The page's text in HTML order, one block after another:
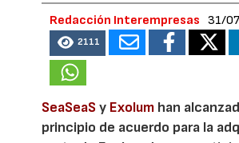
Redacción Interempresas 31/
2111
SeaSeaSy Exolum han
principio de acuerdo para la